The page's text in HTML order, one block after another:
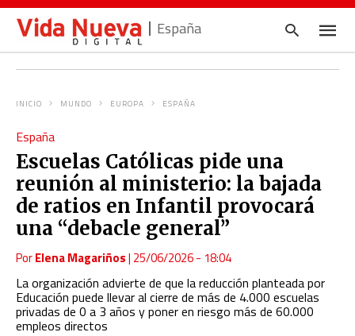
España
pulsa
en
INICIO MUNDO EUROPA ESPAÑA
España
Escuelas Católicas pide una
reunión al ministerio: la bajada
de ratios en Infantil provocará
una “debacle general”
PorElena Magariños| 25/06/2026 - 18:04
La organización advierte de que la reducción planteada por
Educación puede llevar al cierre de más de 4.000 escuelas
privadas de 0 a 3 años y poner en riesgo más de 60.000
empleos directos